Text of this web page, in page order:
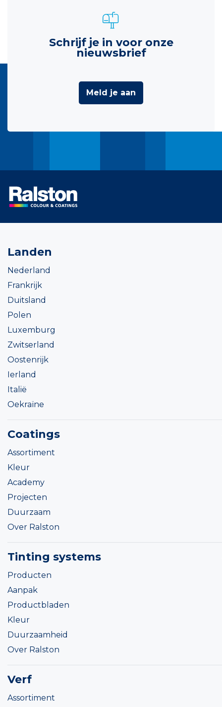
Schrijf je in voor onze
nieuwsbrief
Meld je aan
Landen
Nederland
Frankrijk
Duitsland
Polen
Luxemburg
Zwitserland
Oostenrijk
Ierland
Italië
Oekraïne
Coatings
Assortiment
Kleur
Academy
Projecten
Duurzaam
Over Ralston
Tinting systems
Producten
Aanpak
Productbladen
Kleur
Duurzaamheid
Over Ralston
Verf
Assortiment